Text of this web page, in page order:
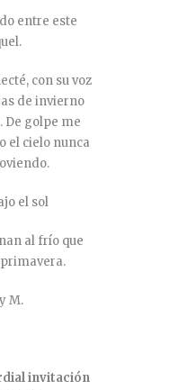
entre este
con su voz
de invierno
De golpe me
el cielo nunca
el sol
al frío que
M.
invitación